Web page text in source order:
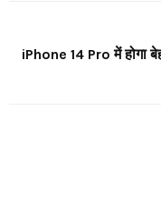
iPhone 14 Pro में होगा